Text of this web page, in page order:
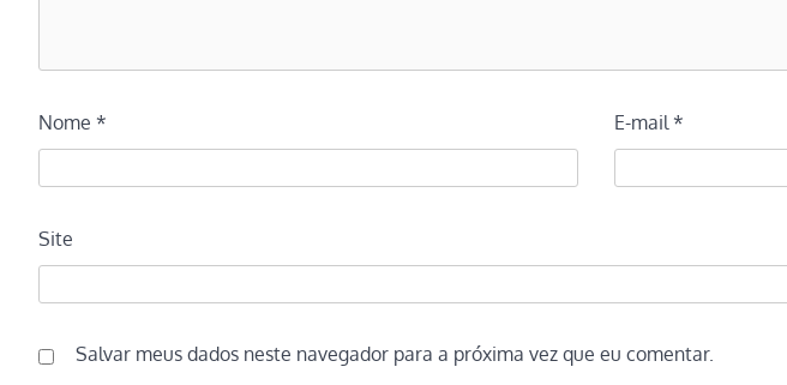
Nome * E-mail*
Site
Salvar meus dados neste navegador para a próxima vez que eu comentar.